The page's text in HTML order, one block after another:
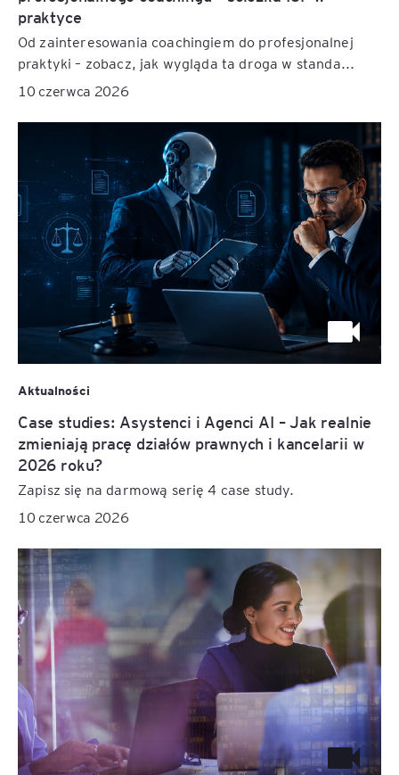
praktyce
Od zainteresowania coachingiem do profesjonalnej
praktyki – zobacz, jak wygląda ta droga w standa...
10 czerwca 2026
Aktualności
Case studies: Asystenci i Agenci AI – Jak realnie
zmieniają pracę działów prawnych i kancelarii w
2026 roku?
Zapisz się na darmową serię 4 case study.
10 czerwca 2026